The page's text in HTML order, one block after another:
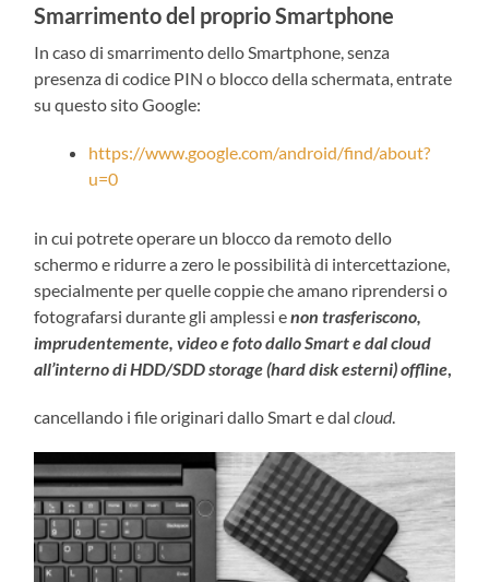
Smarrimento del proprio Smartphone
In caso di smarrimento dello Smartphone, senza
presenza di codice PIN o blocco della schermata, entrate
su questo sito Google:
https://www.google.com/android/find/about?
u=0
in cui potrete operare un blocco da remoto dello
schermo e ridurre a zero le possibilità di intercettazione,
specialmente per quelle coppie che amano riprendersi o
fotografarsi durante gli amplessi enon trasferiscono,
imprudentemente, video e foto dallo Smart e dal cloud
all’interno di HDD/SDD storage (hard disk esterni) offline,
cancellando i file originari dallo Smart e dalcloud.